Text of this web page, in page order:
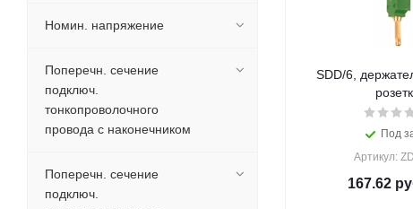
SDD/6,
Под
Артикул:
167.62
Номин. напряжение
Поперечн. сечение
подключ.
тонкопроволочного
провода с наконечником
Поперечн. сечение
подключ.